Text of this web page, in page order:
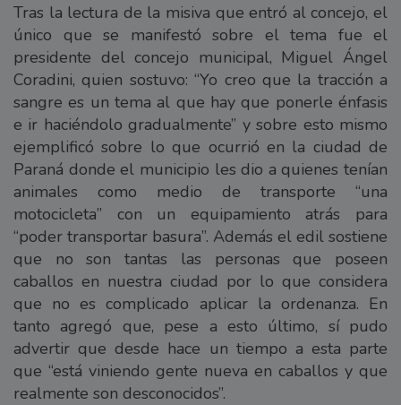
Tras la lectura de la misiva que entró al concejo, el
único que se manifestó sobre el tema fue el
presidente del concejo municipal, Miguel Ángel
Coradini, quien sostuvo: “Yo creo que la tracción a
sangre es un tema al que hay que ponerle énfasis
e ir haciéndolo gradualmente” y sobre esto mismo
ejemplificó sobre lo que ocurrió en la ciudad de
Paraná donde el municipio les dio a quienes tenían
animales como medio de transporte “una
motocicleta” con un equipamiento atrás para
“poder transportar basura”. Además el edil sostiene
que no son tantas las personas que poseen
caballos en nuestra ciudad por lo que considera
que no es complicado aplicar la ordenanza. En
tanto agregó que, pese a esto último, sí pudo
advertir que desde hace un tiempo a esta parte
que “está viniendo gente nueva en caballos y que
realmente son desconocidos”.